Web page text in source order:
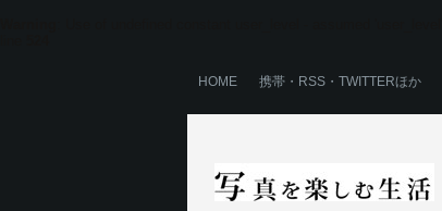
HOME 携帯・RSS・TWITTERほか